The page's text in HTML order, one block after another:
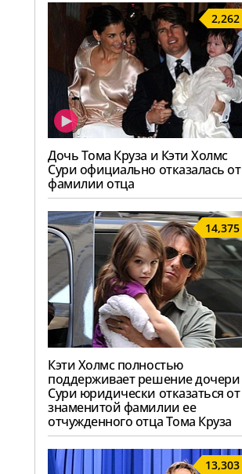
2,262
Дочь Тома Круза и Кэти Холмс
Сури официально отказалась от
фамилии отца
14,375
Кэти Холмс полностью
поддерживает решение дочери
Сури юридически отказаться от
знаменитой фамилии ее
отчужденного отца Тома Круза
13,303